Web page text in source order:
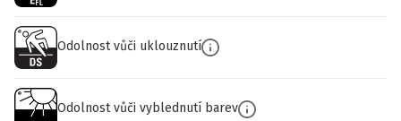
Odolnost vůči uklouznutí
Odolnost vůči vyblednutí barev